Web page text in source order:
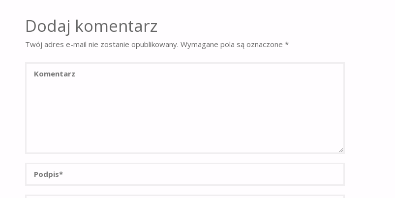
Dodaj komentarz
Twój adres e-mail nie zostanie opublikowany. Wymagane pola są oznaczone*